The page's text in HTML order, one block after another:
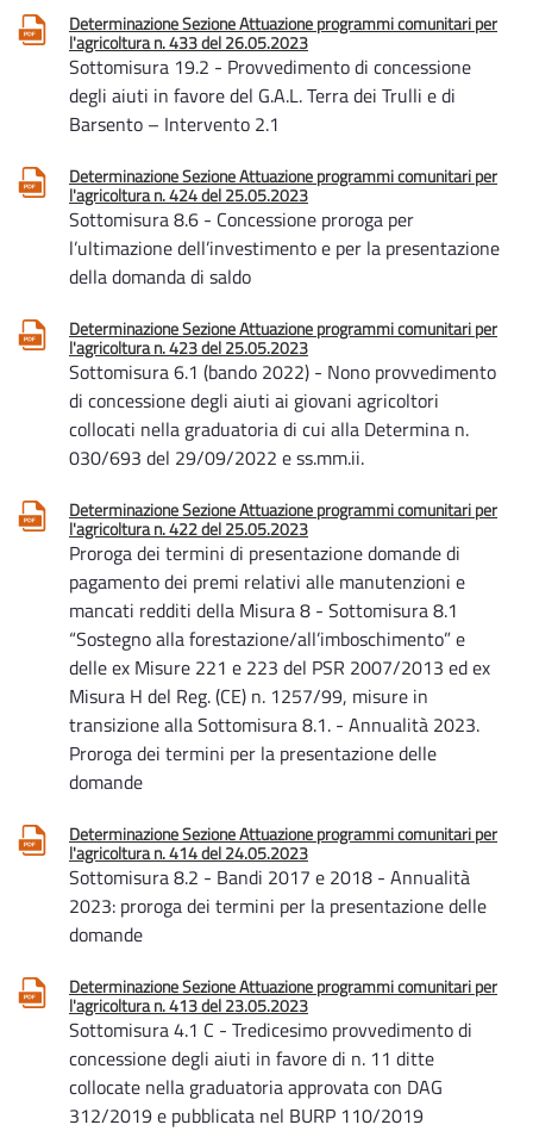
Determinazione Sezione Attuazione programmi comunitari per
l'agricoltura n. 433 del 26.05.2023
Sottomisura 19.2 - Provvedimento di concessione
degli aiuti in favore del G.A.L. Terra dei Trulli e di
Barsento – Intervento 2.1
Determinazione Sezione Attuazione programmi comunitari per
l'agricoltura n. 424 del 25.05.2023
Sottomisura 8.6 - Concessione proroga per
l’ultimazione dell’investimento e per la presentazione
della domanda di saldo
Determinazione Sezione Attuazione programmi comunitari per
l'agricoltura n. 423 del 25.05.2023
Sottomisura 6.1 (bando 2022) - Nono provvedimento
di concessione degli aiuti ai giovani agricoltori
collocati nella graduatoria di cui alla Determina n.
030/693 del 29/09/2022 e ss.mm.ii.
Determinazione Sezione Attuazione programmi comunitari per
l'agricoltura n. 422 del 25.05.2023
Proroga dei termini di presentazione domande di
pagamento dei premi relativi alle manutenzioni e
mancati redditi della Misura 8 - Sottomisura 8.1
“Sostegno alla forestazione/all’imboschimento” e
delle ex Misure 221 e 223 del PSR 2007/2013 ed ex
Misura H del Reg. (CE) n. 1257/99, misure in
transizione alla Sottomisura 8.1. - Annualità 2023.
Proroga dei termini per la presentazione delle
domande
Determinazione Sezione Attuazione programmi comunitari per
l'agricoltura n. 414 del 24.05.2023
Sottomisura 8.2 - Bandi 2017 e 2018 - Annualità
2023: proroga dei termini per la presentazione delle
domande
Determinazione Sezione Attuazione programmi comunitari per
l'agricoltura n. 413 del 23.05.2023
Sottomisura 4.1 C - Tredicesimo provvedimento di
concessione degli aiuti in favore di n. 11 ditte
collocate nella graduatoria approvata con DAG
312/2019 e pubblicata nel BURP 110/2019